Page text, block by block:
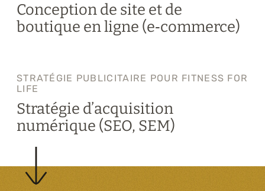
Conception de site et de
boutique en ligne (e‑commerce)
STRATÉGIE PUBLICITAIRE POUR FITNESS FOR
LIFE
Stratégie d’acquisition
numérique (SEO, SEM)